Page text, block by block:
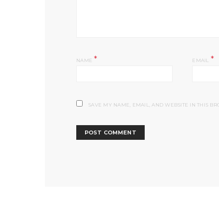
NAME* EMAIL *
SAVE MY NAME, EMAIL, AND WEBSITE IN THIS